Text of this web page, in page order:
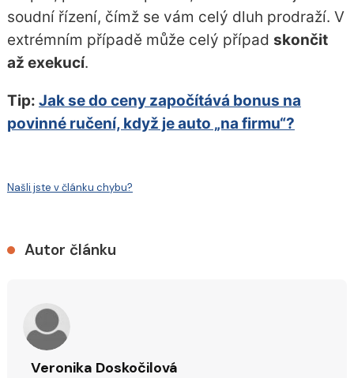
soudní řízení, čímž se vám celý dluh prodraží. V
extrémním případě může celý případ skončit
až exekucí.
Tip: Jak se do ceny započítává bonus na
povinné ručení, když je auto „na firmu“?
Našli jste v článku chybu?
Autor článku
Veronika Doskočilová